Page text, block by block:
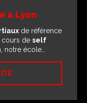
à Lyon
de référence
cours de self
notre école…